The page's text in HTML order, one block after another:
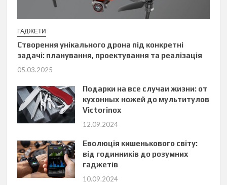
ГАДЖЕТИ
Створення унікального дрона під конкретні
задачі: планування, проектування та реалізація
05.03.2025
Подарки на все случаи жизни: от
кухонных ножей до мультитулов
Victorinox
12.09.2024
Еволюція кишенькового світу:
від годинників до розумних
гаджетів
10.09.2024